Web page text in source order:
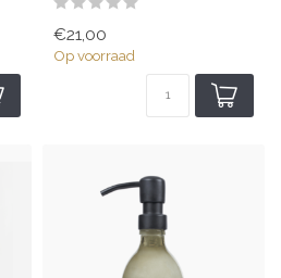
€21,00
Op voorraad